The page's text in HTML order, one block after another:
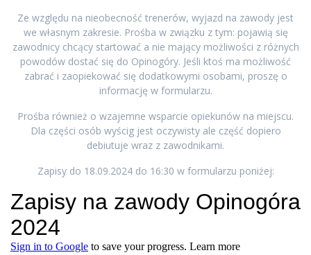
Ze względu na nieobecność trenerów, wyjazd na zawody jest
we własnym zakresie. Prośba w związku z tym: pojawią się
zawodnicy chcący startować a nie mający możliwości z różnych
powodów dostać się do Opinogóry. Jeśli ktoś ma możliwość
zabrać i zaopiekować się dodatkowymi osobami, proszę o
informację w formularzu.
Prośba również o wzajemne wsparcie opiekunów na miejscu.
Dla części osób wyścig jest oczywisty ale część dopiero
debiutuje wraz z zawodnikami.
Zapisy do 18.09.2024 do 16:30 w formularzu poniżej: